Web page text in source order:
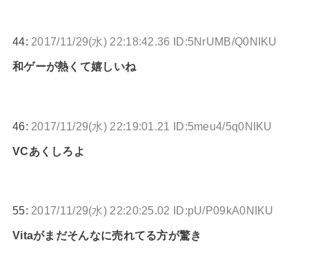
44: 2017/11/29(水) 22:18:42.36 ID:5NrUMB/Q0NIKU
和ゲーが熱くて嬉しいね
46: 2017/11/29(水) 22:19:01.21 ID:5meu4/5q0NIKU
VCあくしろよ
55: 2017/11/29(水) 22:20:25.02 ID:pU/P09kA0NIKU
Vitaがまだそんなに売れてる方が驚き